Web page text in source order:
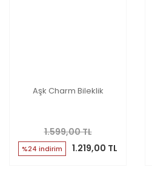
Aşk Charm Bileklik
1.599,00 TL
%24 indirim 1.219,00 TL